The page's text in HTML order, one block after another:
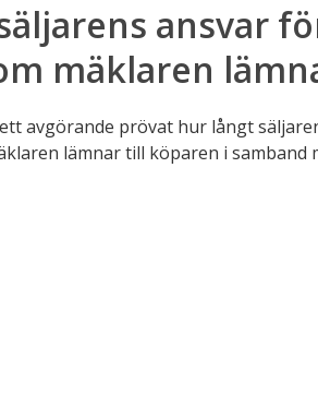
kostar
miljoner
mäklare eller säljare betala
men som låsts in av
visar Mäklarsamfundet och
informationsmonopol som
affärer och leda till